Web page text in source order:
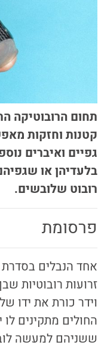
תחום הרובוטיקה
קטנות וחזקות
גפיים ואיברים
בלעדיהן או
רובוט שלובשים.
פרסומת
זרועות רובוטיות
וידר כורת את ידו
החולים מתקינים
ששניהם למעשה